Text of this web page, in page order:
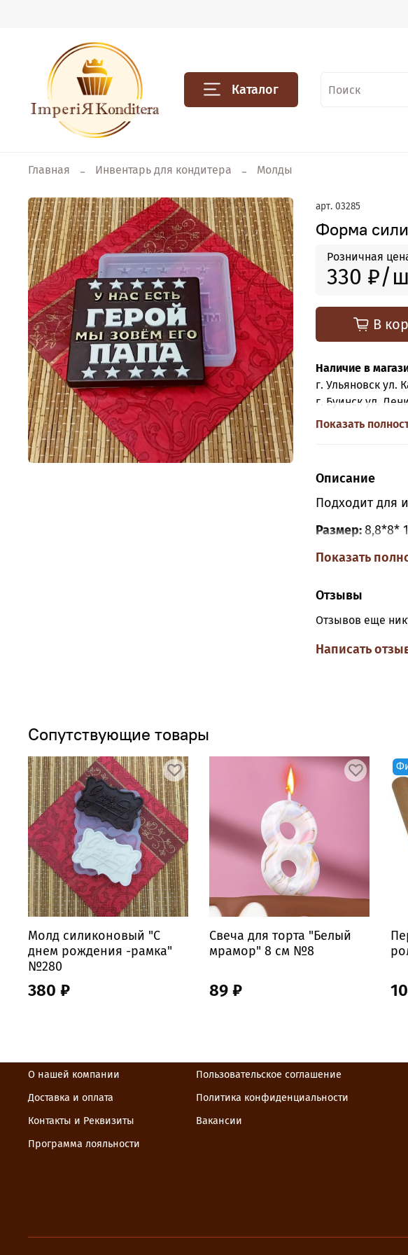
Каталог
Главная Инвентарь для кондитера Молды
арт.03285
Форма
Розничная
330 ₽
В
Наличие в
г. Ульяновск ул.
г. Буинск ул.
Показать
Описание
Подходит для
Размер:8,8*8*
Весиз
Показать
Отзывы
Отзывов еще
Написать
Сопутствующие товары
Молд силиконовый "С
днем рождения -рамка"
№280
380 ₽
Свеча для торта "Белый
мрамор" 8 см №8
89 ₽
О нашей компании
Доставка и оплата
Контакты и Реквизиты
Программа лояльности
Пользовательское соглашение
Политика конфиденциальности
Вакансии